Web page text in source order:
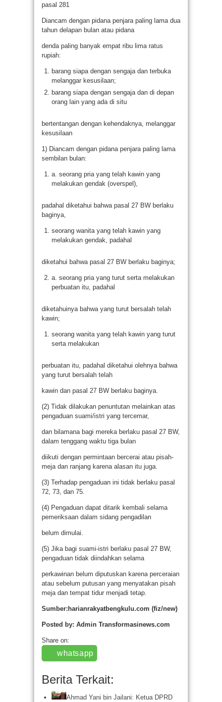
pasal 281
Diancam dengan pidana penjara paling lama dua
tahun delapan bulan atau pidana
denda paling banyak empat ribu lima ratus
rupiah:
barang siapa dengan sengaja dan terbuka
melanggar kesusilaan;
barang siapa dengan sengaja dan di depan
orang lain yang ada di situ
bertentangan dengan kehendaknya, melanggar
kesusilaan
1) Diancam dengan pidana penjara paling lama
sembilan bulan:
a. seorang pria yang telah kawin yang
melakukan gendak (overspel),
padahal diketahui bahwa pasal 27 BW berlaku
baginya,
seorang wanita yang telah kawin yang
melakukan gendak, padahal
diketahui bahwa pasal 27 BW berlaku baginya;
a. seorang pria yang turut serta melakukan
perbuatan itu, padahal
diketahuinya bahwa yang turut bersalah telah
kawin;
seorang wanita yang telah kawin yang turut
serta melakukan
perbuatan itu, padahal diketahui olehnya bahwa
yang turut bersalah telah
kawin dan pasal 27 BW berlaku baginya.
(2) Tidak dilakukan penuntutan melainkan atas
pengaduan suami/istri yang tercemar,
dan bilamana bagi mereka berlaku pasal 27 BW,
dalam tenggang waktu tiga bulan
diikuti dengan permintaan bercerai atau pisah-
meja dan ranjang karena alasan itu juga.
(3) Terhadap pengaduan ini tidak berlaku pasal
72, 73, dan 75.
(4) Pengaduan dapat ditarik kembali selama
pemeriksaan dalam sidang pengadilan
belum dimulai.
(5) Jika bagi suami-istri berlaku pasal 27 BW,
pengaduan tidak diindahkan selama
perkawinan belum diputuskan karena perceraian
atau sebelum putusan yang menyatakan pisah
meja dan tempat tidur menjadi tetap.
Sumber:harianrakyatbengkulu.com (fiz/new)
Posted by: Admin Transformasinews.com
Share on:
whatsapp
Berita Terkait:
Ahmad Yani bin Jailani: Ketua DPRD